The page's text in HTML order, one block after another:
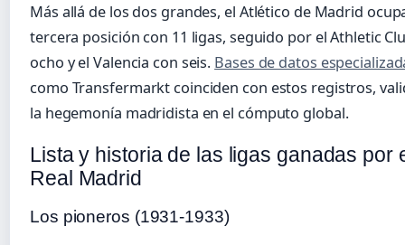
Más allá de los dos grandes, el Atlético de Madrid
tercera posición con 11 ligas, seguido por el Athletic
ocho y el Valencia con seis. Bases de datos
como Transfermarkt coinciden con estos registros,
la hegemonía madridista en el cómputo global.
Lista y historia de las ligas ganadas por
Real Madrid
Los pioneros (1931-1933)